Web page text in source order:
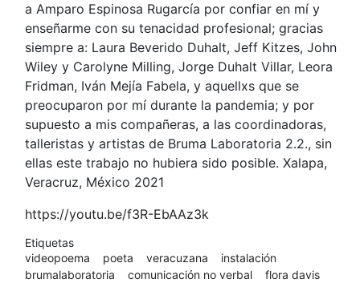
a Amparo Espinosa Rugarcía por confiar en mí y
enseñarme con su tenacidad profesional; gracias
siempre a: Laura Beverido Duhalt, Jeff Kitzes, John
Wiley y Carolyne Milling, Jorge Duhalt Villar, Leora
Fridman, Iván Mejía Fabela, y aquellxs que se
preocuparon por mí durante la pandemia; y por
supuesto a mis compañeras, a las coordinadoras,
talleristas y artistas de Bruma Laboratoria 2.2., sin
ellas este trabajo no hubiera sido posible. Xalapa,
Veracruz, México 2021
https://youtu.be/f3R-EbAAz3k
Etiquetas
videopoema
poeta veracuzana
instalación
brumalaboratoria
comunicación no verbal
flora davis